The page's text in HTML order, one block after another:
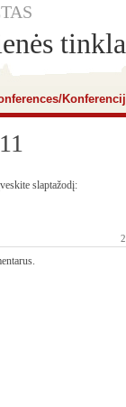
slaptažodį: